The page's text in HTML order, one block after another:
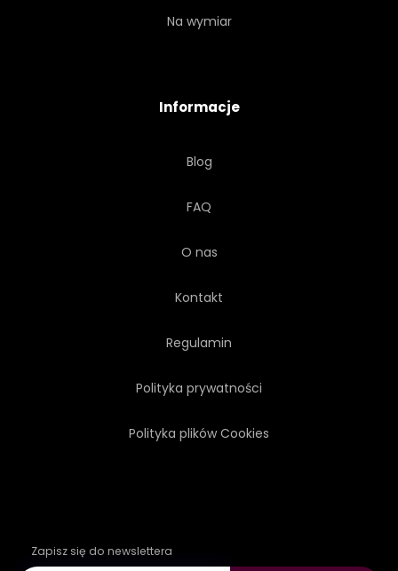
Na wymiar
Informacje
Blog
FAQ
O nas
Kontakt
Regulamin
Polityka prywatności
Polityka plików Cookies
Zapisz się do newslettera